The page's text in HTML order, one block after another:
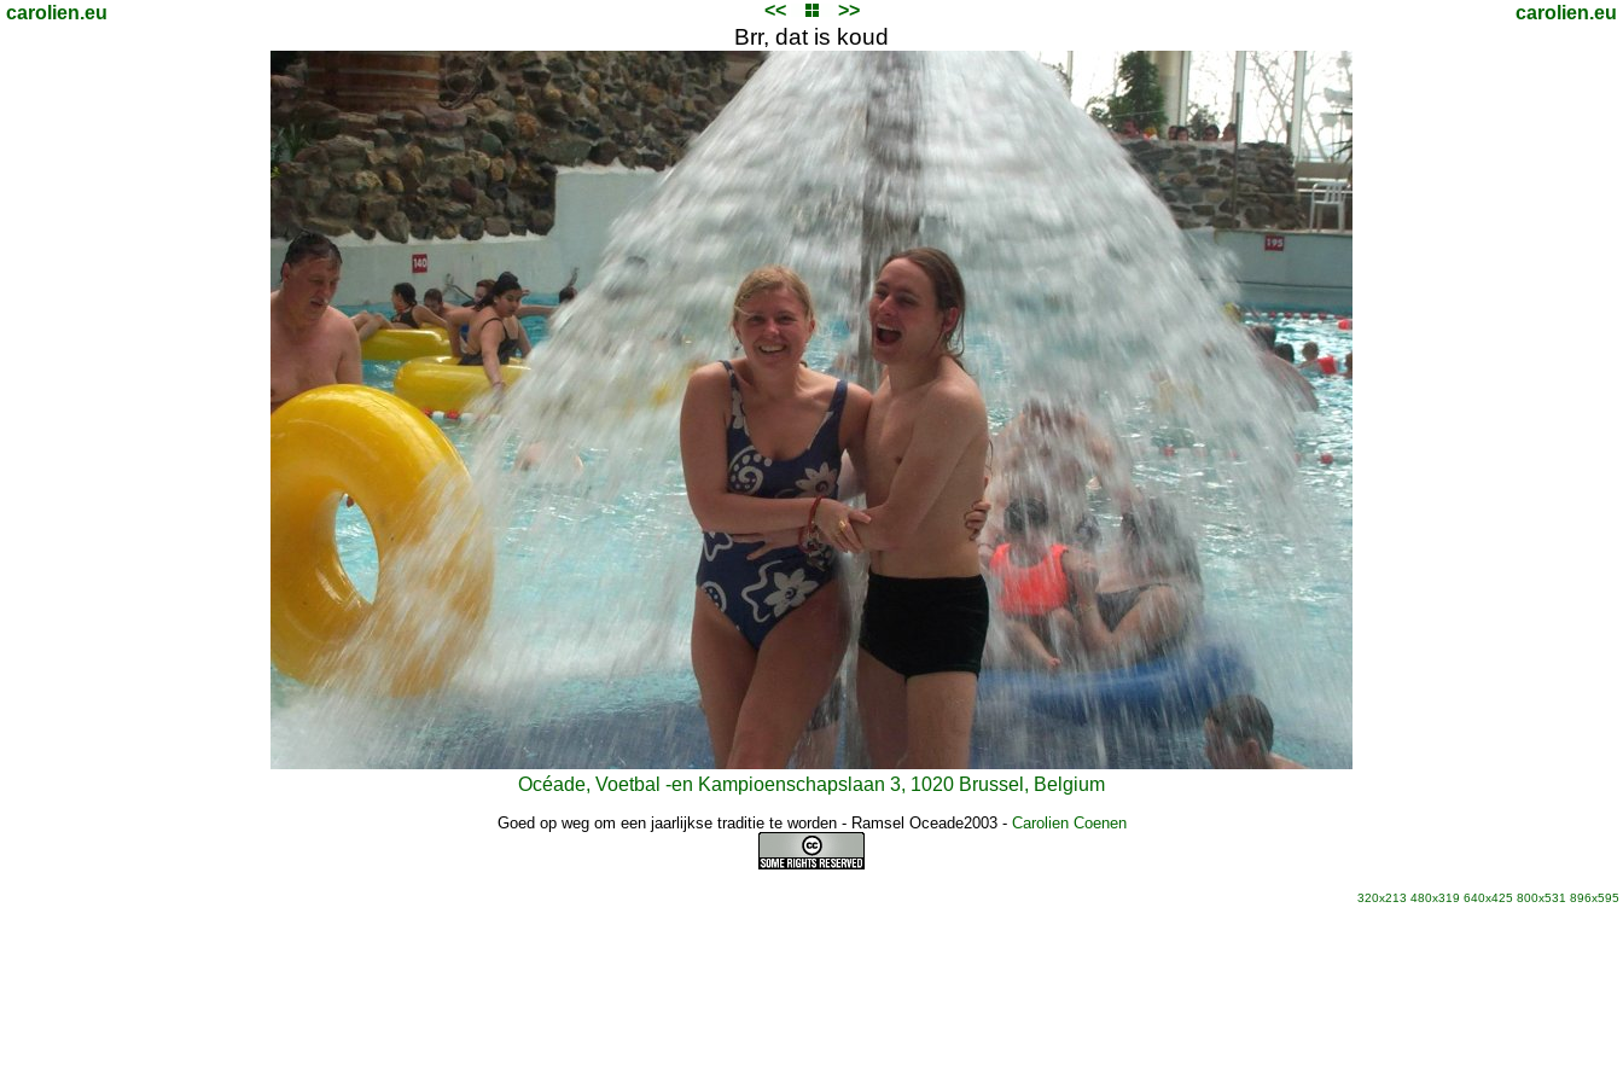
carolien.eu << >> carolien.eu
Brr, dat is koud
Océade, Voetbal -en Kampioenschapslaan 3, 1020 Brussel, Belgium
Goed op weg om een jaarlijkse traditie te worden - Ramsel Oceade2003- Carolien Coenen
320x213 480x319 640x425 800x531 896x595